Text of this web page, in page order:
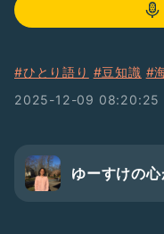
#ひとり語り #豆知識 #
2025-12-09 08:20:25
ゆーすけの